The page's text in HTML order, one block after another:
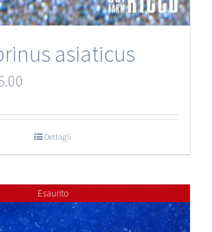
asiaticus
Dettagli
Esaurito